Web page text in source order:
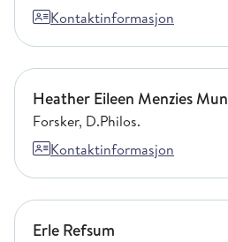
Kontaktinformasjon
Heather Eileen Menzies Munthe-
Heather Eileen Menzies
Forsker, D.Philos.
Kontaktinformasjon
Erle Refsum
Erle Refsum